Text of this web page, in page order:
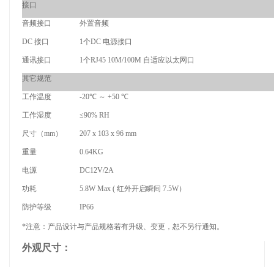
接口
音频接口 外置音频
DC 接口 1个DC 电源接口
通讯接口 1个RJ45 10M/100M 自适应以太网口
其它规范
工作温度 -20℃ ～ +50 ℃
工作湿度 ≤90% RH
尺寸（mm） 207 x 103 x 96 mm
重量 0.64KG
电源 DC12V/2A
功耗 5.8W Max ( 红外开启瞬间 7.5W）
防护等级 IP66
*注意：产品设计与产品规格若有升级、变更，恕不另行通知。
外观尺寸：